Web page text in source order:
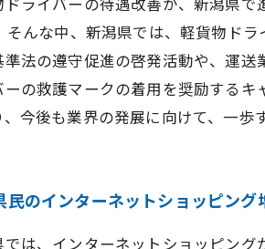
ライバーの待遇改善が、新潟県
そんな中、新潟県では、軽貨物ド
法の遵守促進の啓発活動や、運
ーの救護マークの着用を奨励する
今後も業界の発展に向けて、一歩
民のインターネットショッピン